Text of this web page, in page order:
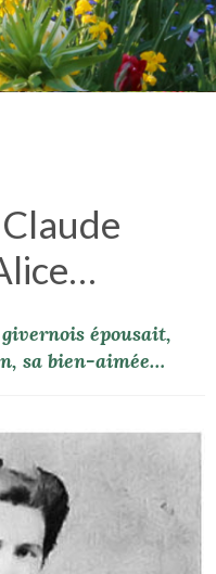
épousait,
sa bien-aimée…